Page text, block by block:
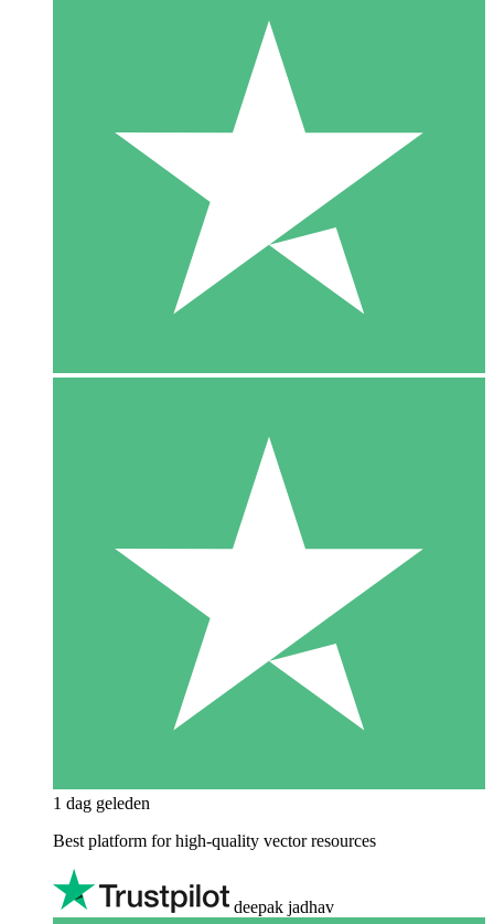
1 dag geleden
Best platform for high-quality vector resources
deepak jadhav